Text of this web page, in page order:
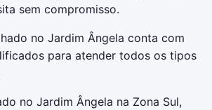
sem compromisso.
no Jardim Ângela conta com
para atender todos os tipos
no Jardim Ângela na Zona Sul,